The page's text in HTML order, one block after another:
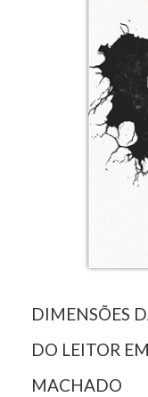
DIMENSÕES
DO LEITOR
MACHADO